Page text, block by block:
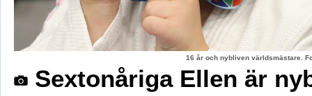
16 år och nybliven världsmästare.
Sextonåriga Ellen är